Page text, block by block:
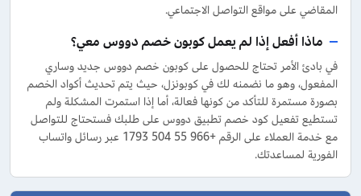
المقاضي على مواقع التواصل الاجتماعي.
ماذا أفعل إذا لم يعمل كوبون خصم دووس معي؟
في بادئ الأمر تحتاج للحصول على كوبون خصم دووس جديد وساري
المفعول، وهو ما نضمنه لك في كوبونزل، حيث يتم تحديث أكواد الخصم
بصورة مستمرة للتأكد من كونها فعالة، أما إذا استمرت المشكلة ولم
تستطيع تفعيل كود خصم تطبيق دووس على طلبك فستحتاج للتواصل
مع خدمة العملاء على الرقم +966 55 504 1793 عبر رسائل واتساب
الفورية لمساعدتك.